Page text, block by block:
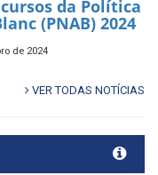
da Política
(PNAB) 2024
de 2024
VER TODAS NOTÍCIAS